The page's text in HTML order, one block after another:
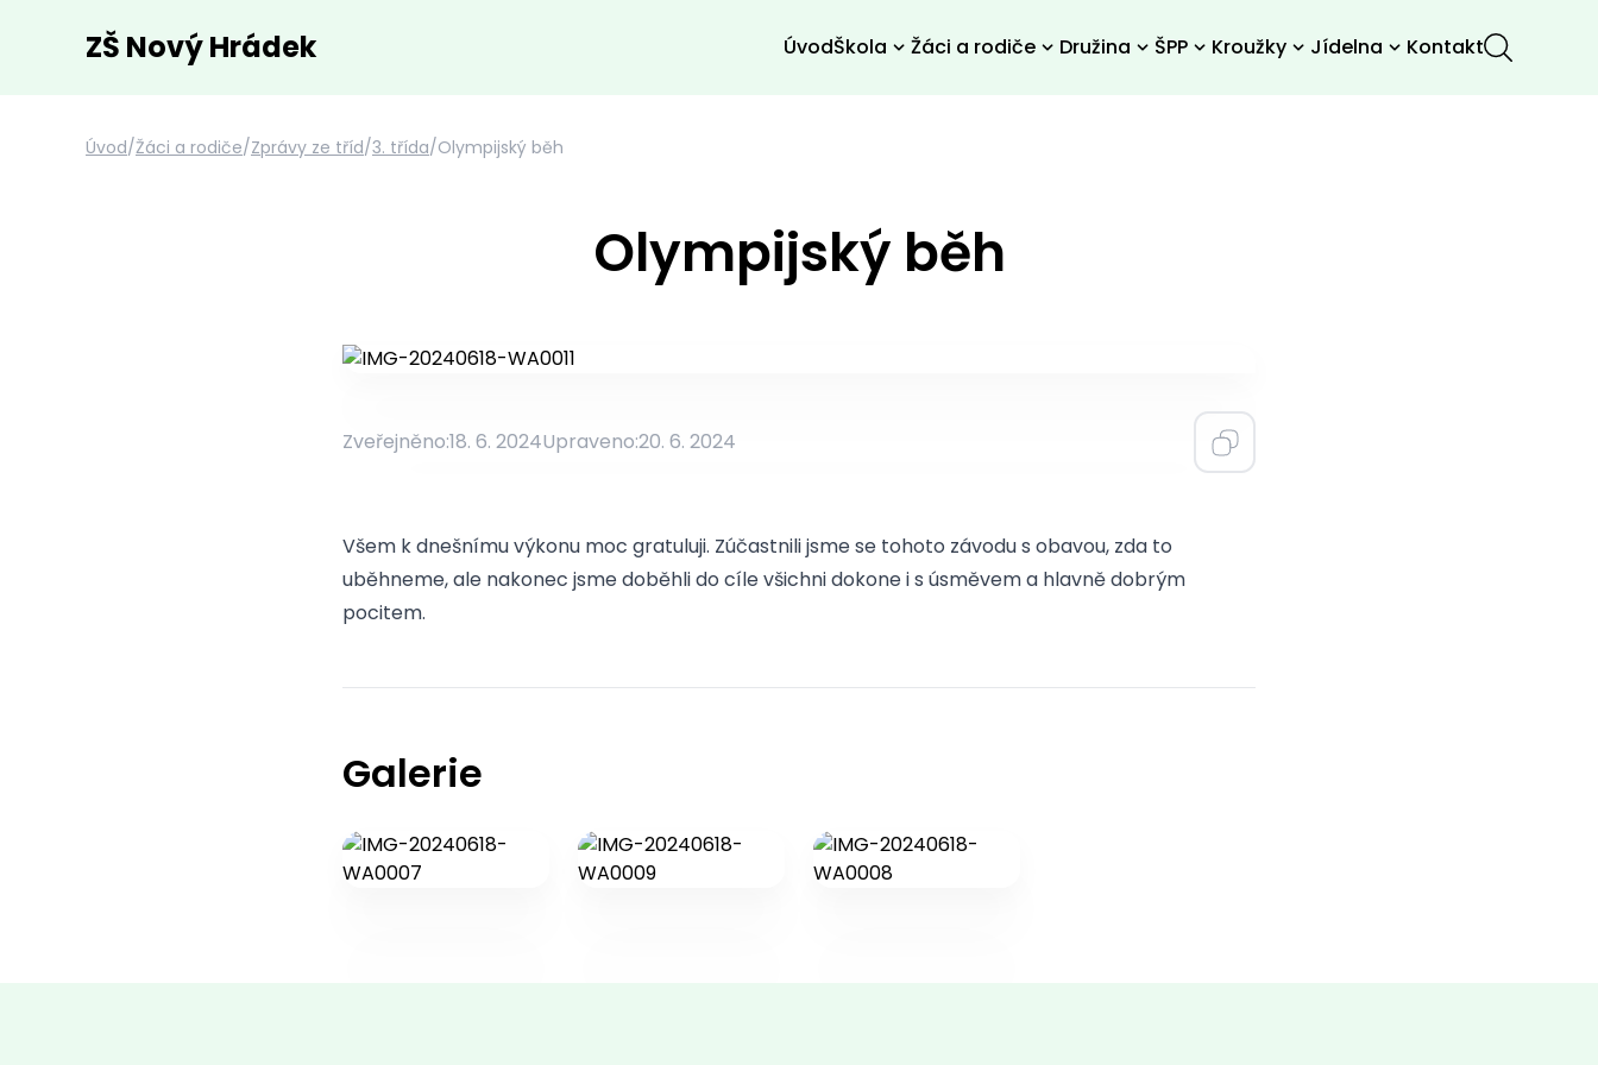
ZŠ Nový Hrádek ÚvodŠkola Žáci a rodiče Družina ŠPP Kroužky Jídelna Kontakt
Úvod/Žáci a rodiče/Zprávy ze tříd/3. třída/Olympijský běh
Olympijský běh
Zveřejněno:18. 6. 2024Upraveno:20. 6. 2024
Všem k dnešnímu výkonu moc gratuluji. Zúčastnili jsme se tohoto závodu s obavou, zda to
uběhneme, ale nakonec jsme doběhli do cíle všichni dokone i s úsměvem a hlavně dobrým
pocitem.
Galerie